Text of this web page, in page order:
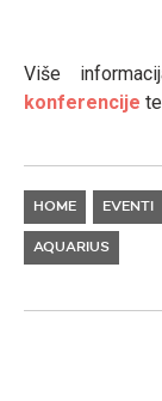
Više
konferencije
HOME EVENTI
AQUARIUS